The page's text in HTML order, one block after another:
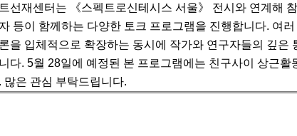
선재센터는 《스펙트로신테시스 서울》 전시와 연계해
등이 함께하는 다양한 토크 프로그램을 진행합니다. 여
을 입체적으로 확장하는 동시에 작가와 연구자들의 깊
다. 5월 28일에 예정된 본 프로그램에는 친구사이 상근
많은 관심 부탁드립니다.